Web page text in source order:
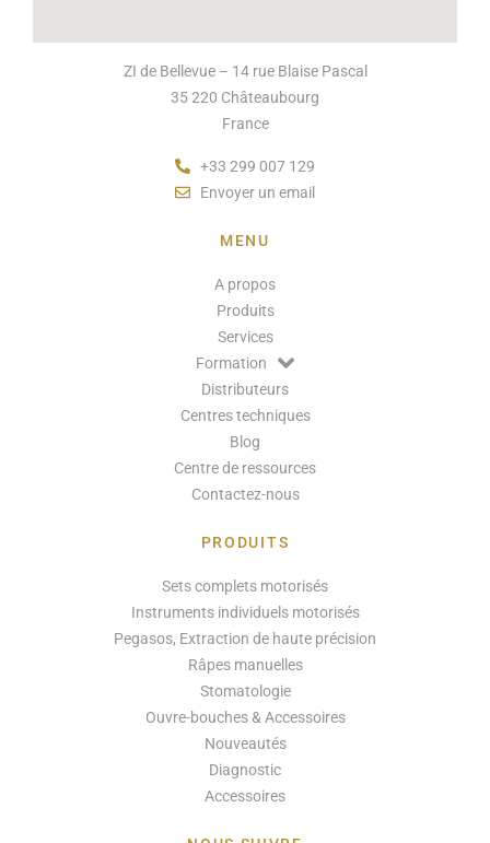
ZI de Bellevue – 14 rue Blaise Pascal
35 220 Châteaubourg
France
+33 299 007 129
Envoyer un email
MENU
A propos
Produits
Services
Formation
Distributeurs
Centres techniques
Blog
Centre de ressources
Contactez-nous
PRODUITS
Sets complets motorisés
Instruments individuels motorisés
Pegasos, Extraction de haute précision
Râpes manuelles
Stomatologie
Ouvre-bouches & Accessoires
Nouveautés
Diagnostic
Accessoires